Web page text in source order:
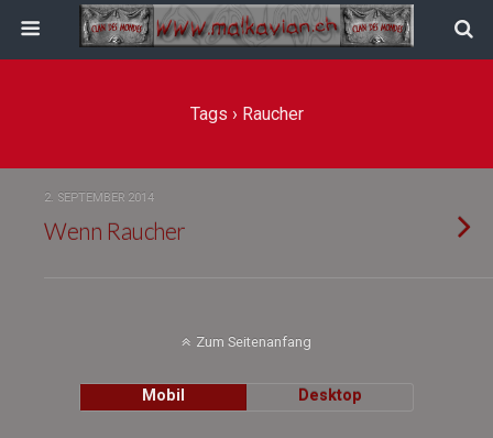
Tags › Raucher
2. SEPTEMBER 2014
Wenn Raucher
Zum Seitenanfang
Mobil Desktop